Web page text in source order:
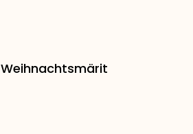
Weihnachtsmärit